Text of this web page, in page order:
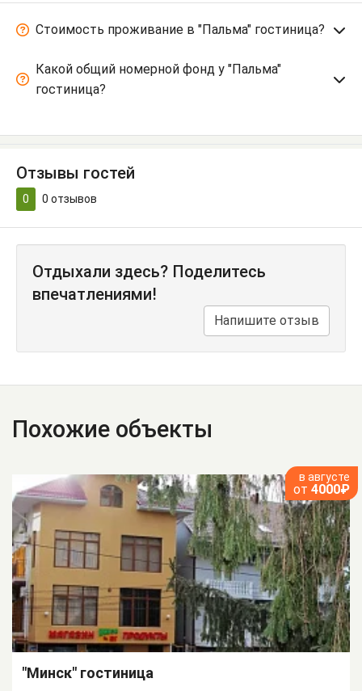
Стоимость проживание в "Пальма" гостиница?
Какой общий номерной фонд у "Пальма"
гостиница?
Отзывы гостей
0 0 отзывов
Отдыхали здесь? Поделитесь
впечатлениями!
Напишите отзыв
Похожие объекты
в августе
от 4000₽
"Минск" гостиница